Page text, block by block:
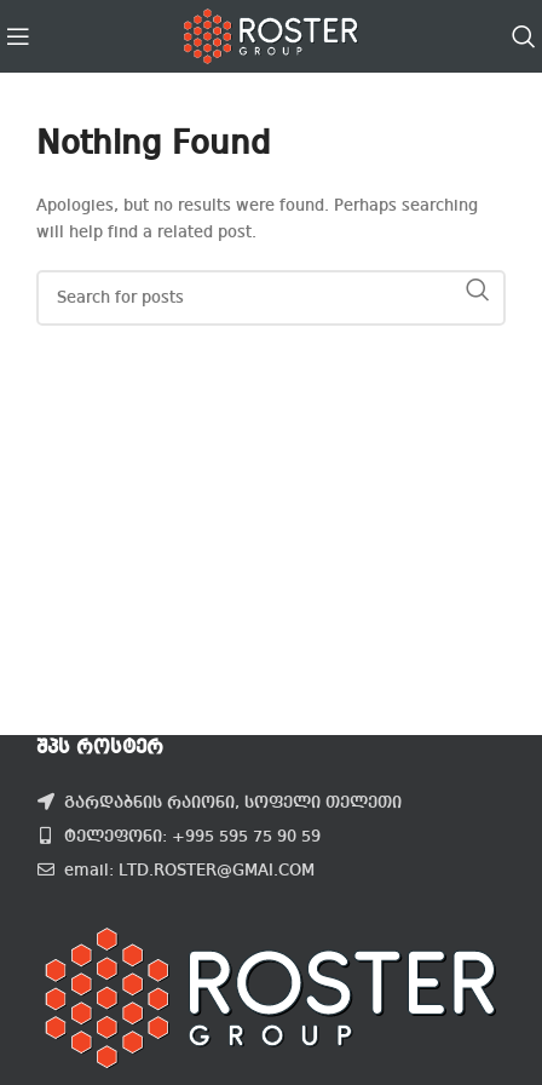
Nothing Found
Apologies, but no results were found. Perhaps searching
will help find a related post.
ᲨᲞᲡ ᲠᲝᲡᲢᲔᲠ
გარდაბნის რაიონი, სოფელი თელეთი
ტელეფონი: +995 595 75 90 59
email: LTD.ROSTER@GMAI.COM